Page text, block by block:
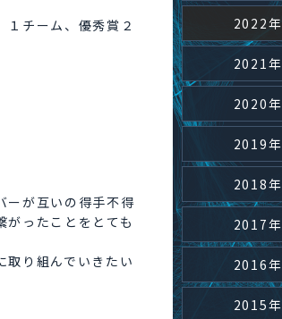
2022年
2021年
2020年
2019年
2018年
2017年
2016年
2015年
チーム、優秀賞２
ーが互いの得手不得
ったことをとても
り組んでいきたい